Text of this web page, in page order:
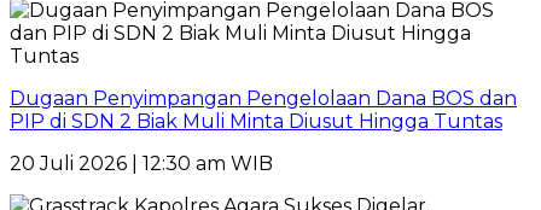
Dugaan Penyimpangan Pengelolaan Dana BOS dan
PIP di SDN 2 Biak Muli Minta Diusut Hingga Tuntas
20 Juli 2026 | 12:30 am WIB